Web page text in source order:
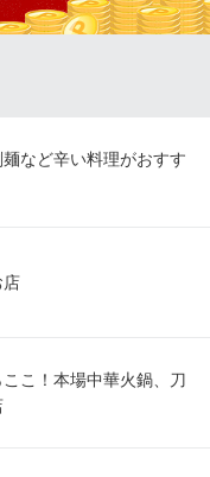
など辛い料理がおすす
店
こ！本場中華火鍋、刀